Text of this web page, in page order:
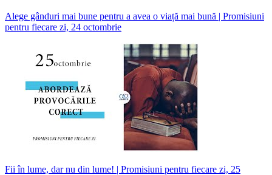
Alege gânduri mai bune pentru a avea o viață mai bună | Promisiuni
pentru fiecare zi, 24 octombrie
Fii în lume, dar nu din lume! | Promisiuni pentru fiecare zi, 25